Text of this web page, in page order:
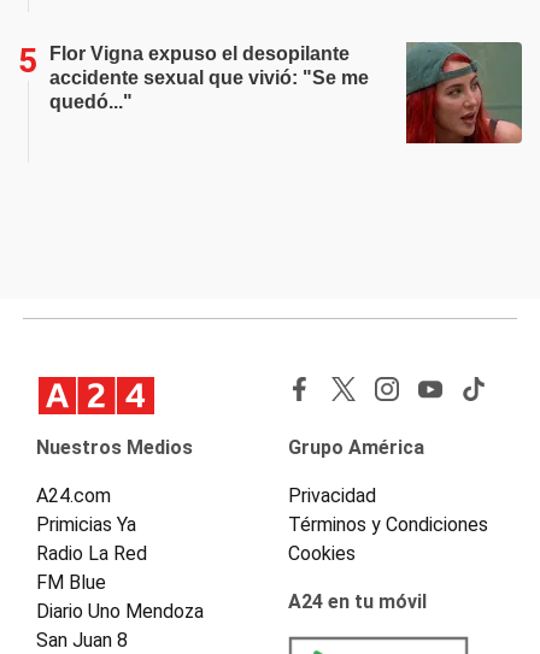
Flor Vigna expuso el desopilante
accidente sexual que vivió: "Se me
quedó..."
Nuestros Medios
A24.com
Primicias Ya
Radio La Red
FM Blue
Diario Uno Mendoza
San Juan 8
Grupo América
Privacidad
Términos y Condiciones
Cookies
A24 en tu móvil